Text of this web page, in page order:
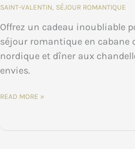
SAINT-VALENTIN, SÉJOUR ROMANTIQUE
Offrez un cadeau inoubliable
séjour romantique en cabane
nordique et dîner aux
envies.
SAINT-
SÉJOUR
READ MORE »